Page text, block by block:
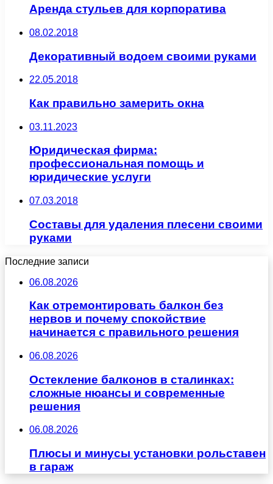
Аренда стульев для корпоратива
08.02.2018
Декоративный водоем своими руками
22.05.2018
Как правильно замерить окна
03.11.2023
Юридическая фирма:
профессиональная помощь и
юридические услуги
07.03.2018
Составы для удаления плесени своими
руками
Последние записи
06.08.2026
Как отремонтировать балкон без
нервов и почему спокойствие
начинается с правильного решения
06.08.2026
Остекление балконов в сталинках:
сложные нюансы и современные
решения
06.08.2026
Плюсы и минусы установки рольставен
в гараж